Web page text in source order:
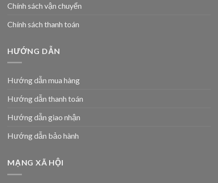
Chính sách vận chuyển
Chính sách thanh toán
HƯỚNG DẪN
Hướng dẫn mua hàng
Hướng dẫn thanh toán
Hướng dẫn giao nhận
Hướng dẫn bảo hành
MẠNG XÃ HỘI